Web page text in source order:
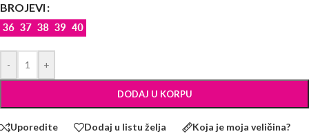
BROJEVI
- +
DODAJ U KORPU
Uporedite Dodaj u listu želja Koja je moja veličina?